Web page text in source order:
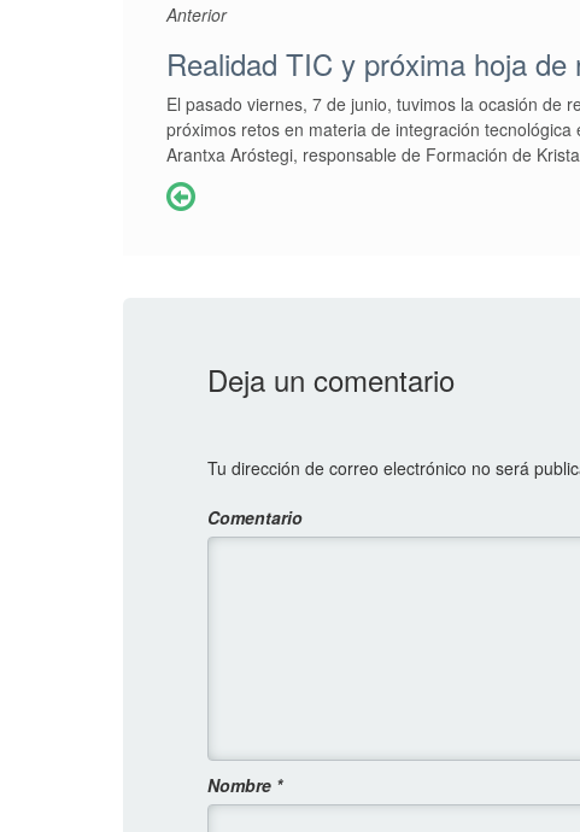
0
9
Anterior
Realidad TIC y próxima hoja
El pasado viernes, 7 de junio, tuvimos la ocasión de
próximos retos en materia de integración
Arantxa Aróstegi, responsable de Formación de
Deja un comentario
Tu dirección de correo electrónico no será
Comentario
Nombre *